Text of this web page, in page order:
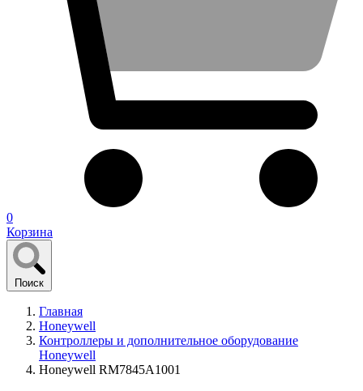
0
Корзина
Поиск
Главная
Honeywell
Контроллеры и дополнительное оборудование
Honeywell
Honeywell RM7845A1001